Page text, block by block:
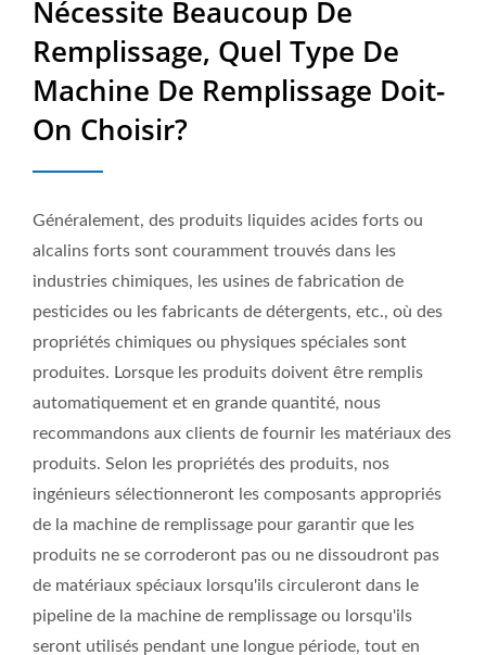
Industriel De Haute Qualité
| Neostarpack Co., Ltd.
Nécessite Beaucoup De
Remplissage, Quel Type De
Machine De Remplissage Doit-
On Choisir?
Généralement, des produits liquides acides forts ou
alcalins forts sont couramment trouvés dans les
industries chimiques, les usines de fabrication de
pesticides ou les fabricants de détergents, etc., où des
propriétés chimiques ou physiques spéciales sont
produites. Lorsque les produits doivent être remplis
automatiquement et en grande quantité, nous
recommandons aux clients de fournir les matériaux des
produits. Selon les propriétés des produits, nos
ingénieurs sélectionneront les composants appropriés
de la machine de remplissage pour garantir que les
produits ne se corroderont pas ou ne dissoudront pas
de matériaux spéciaux lorsqu'ils circuleront dans le
pipeline de la machine de remplissage ou lorsqu'ils
seront utilisés pendant une longue période, tout en